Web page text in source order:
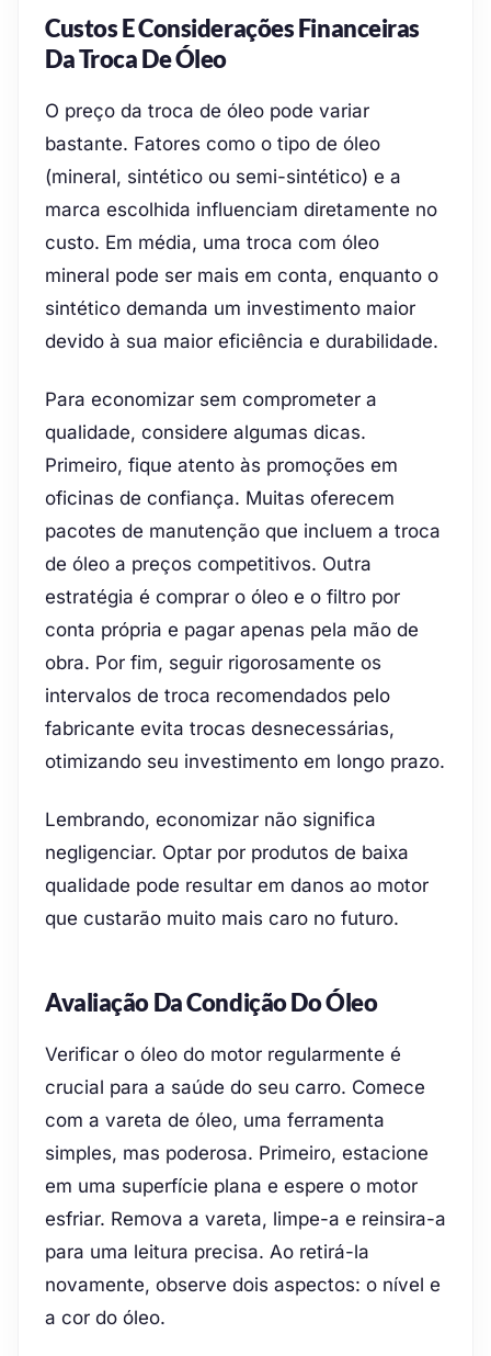
Custos E Considerações Financeiras
Da Troca De Óleo
O preço da troca de óleo pode variar
bastante. Fatores como o tipo de óleo
(mineral, sintético ou semi-sintético) e a
marca escolhida influenciam diretamente no
custo. Em média, uma troca com óleo
mineral pode ser mais em conta, enquanto o
sintético demanda um investimento maior
devido à sua maior eficiência e durabilidade.
Para economizar sem comprometer a
qualidade, considere algumas dicas.
Primeiro, fique atento às promoções em
oficinas de confiança. Muitas oferecem
pacotes de manutenção que incluem a troca
de óleo a preços competitivos. Outra
estratégia é comprar o óleo e o filtro por
conta própria e pagar apenas pela mão de
obra. Por fim, seguir rigorosamente os
intervalos de troca recomendados pelo
fabricante evita trocas desnecessárias,
otimizando seu investimento em longo prazo.
Lembrando, economizar não significa
negligenciar. Optar por produtos de baixa
qualidade pode resultar em danos ao motor
que custarão muito mais caro no futuro.
Avaliação Da Condição Do Óleo
Verificar o óleo do motor regularmente é
crucial para a saúde do seu carro. Comece
com a vareta de óleo, uma ferramenta
simples, mas poderosa. Primeiro, estacione
em uma superfície plana e espere o motor
esfriar. Remova a vareta, limpe-a e reinsira-a
para uma leitura precisa. Ao retirá-la
novamente, observe dois aspectos: o nível e
a cor do óleo.